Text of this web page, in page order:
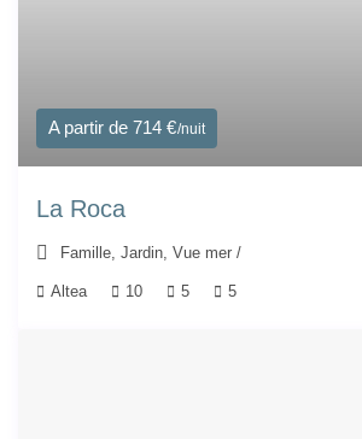
A partir de 714 €/nuit
La Roca
Famille,Jardin,Vue mer /
Altea 10 5 5